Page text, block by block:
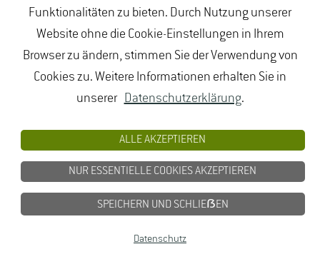
Prof. Dr. Eckhard Jedicke
duales Studium Gartenbau| Gartenbau Studium|
Lebensmittelrecht Studium|Lebensmittelsicherheit
Studium| Naturschutz Studium|Oenologie
Studium| Studiengang Logistik|Studiengänge
Lebensmittel |Studiengänge Natur| Studiengänge
Studium Landschaftsarchitektur
Studium Lebensmittel|Studium
Lebensmittelsicherheit|Studium Logistik|Studium
Studium Naturschutz|Studium
Funktionalitäten zu bieten. Durch Nutzung unserer
Website ohne die Cookie-Einstellungen in Ihrem
Browser zu ändern, stimmen Sie der Verwendung von
Cookies zu. Weitere Informationen erhalten Sie in
unserer Datenschutzerklärung.
ALLE AKZEPTIEREN
NUR ESSENTIELLE COOKIES AKZEPTIEREN
SPEICHERN UND SCHLIEẞEN
Datenschutz